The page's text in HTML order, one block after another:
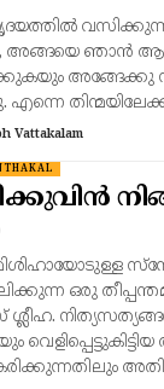
അങ്ങയെ ഞാന്‍
അങ്ങേക്കു
എന്നെ
Vattakalam
ഒരു